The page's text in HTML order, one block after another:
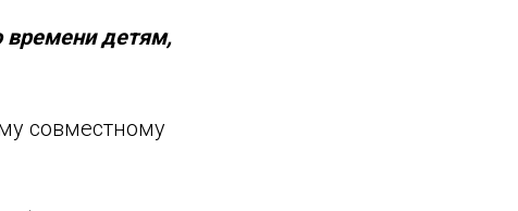
времени детям,
совместному